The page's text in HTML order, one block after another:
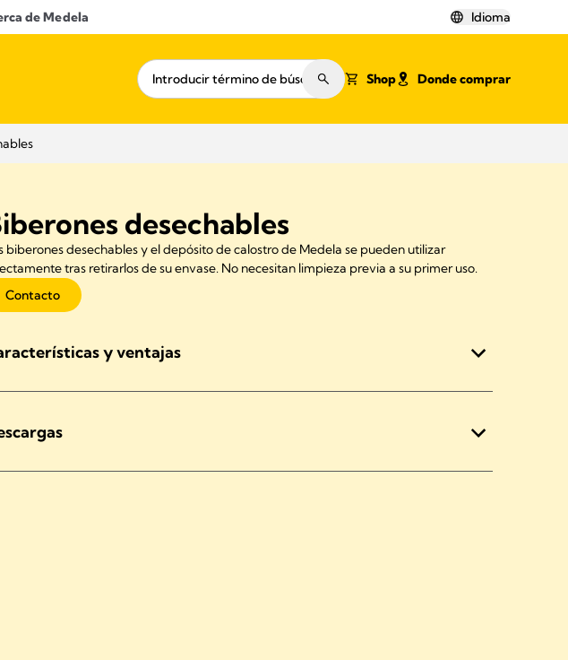
de Medela Idioma
Shop Donde comprar
desechables
biberones desechables y el depósito de calostro de Medela se pueden utilizar
tras retirarlos de su envase. No necesitan limpieza previa a su primer uso.
Contacto
y ventajas